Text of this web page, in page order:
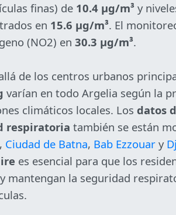
finas) de 10.4 µg/m³ y
en 15.6 µg/m³. El
(NO2) en 30.3 µg/m³.
de los centros urbanos
varían en todo Argelia según la
climáticos locales. Los datos
respiratoria también se están
, Ciudad de Batna, Bab Ezzouar y
es esencial para que los
mantengan la seguridad